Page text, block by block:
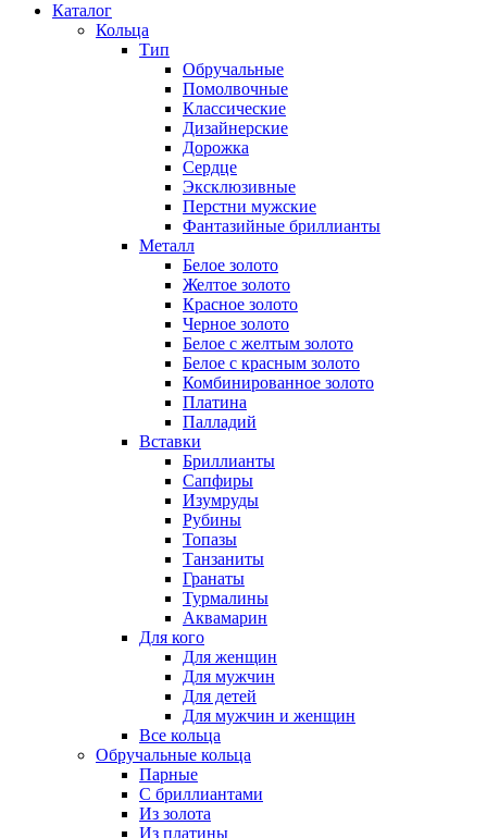
Каталог
Кольца
Тип
Обручальные
Помолвочные
Классические
Дизайнерские
Дорожка
Сердце
Эксклюзивные
Перстни мужские
Фантазийные бриллианты
Металл
Белое золото
Желтое золото
Красное золото
Черное золото
Белое с желтым золото
Белое с красным золото
Комбинированное золото
Платина
Палладий
Вставки
Бриллианты
Сапфиры
Изумруды
Рубины
Топазы
Танзаниты
Гранаты
Турмалины
Аквамарин
Для кого
Для женщин
Для мужчин
Для детей
Для мужчин и женщин
Все кольца
Обручальные кольца
Парные
С бриллиантами
Из золота
Из платины